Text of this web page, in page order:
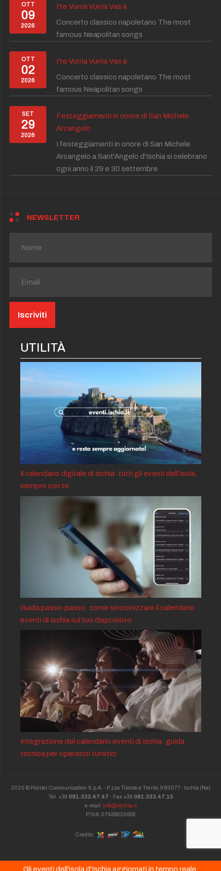
Gli eventi dell'isola d'Ischia aggiornati in tempo reale.
OTT
09
2026
I'te Vurria Vurria Vas à
Concerto classico napoletano The most
famous Neapolitan songs
OTT
02
2026
I'te Vurria Vurria Vas à
Concerto classico napoletano The most
famous Neapolitan songs
SET
29
2026
Festeggiamenti in onore di San Michele
Arcangelo
I festeggiamenti in onore di San Michele
Arcangelo a Sant'Angelo d'Ischia si celebrano
ogni anno il 29 e 30 settembre
NEWSLETTER
UTILITÀ
Il calendario digitale di Ischia: tutti gli eventi dell’isola,
sempre con te
Guida passo-passo: come sincronizzare il calendario
eventi di Ischia sul tuo dispositivo
Integrazione del calendario eventi di Ischia: guida
tecnica per operatori turistici
2025 © Pointel Communication S.p.A. - P.zza Trieste e Trento, 9 80077 - Ischia (Na)
Tel. +39 081.333.47.47 - Fax +39 081.333.47.15
e-mail: info@ischia.it
P.IVA: 07428820638
Credits: